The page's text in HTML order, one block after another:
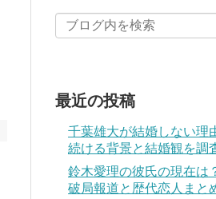
最近の投稿
千葉雄大が結婚しない理
続ける背景と結婚観を調
鈴木愛理の彼氏の現在は
破局報道と歴代恋人まと